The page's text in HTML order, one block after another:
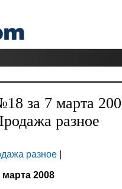
за 7 марта
разное
разное |
2008